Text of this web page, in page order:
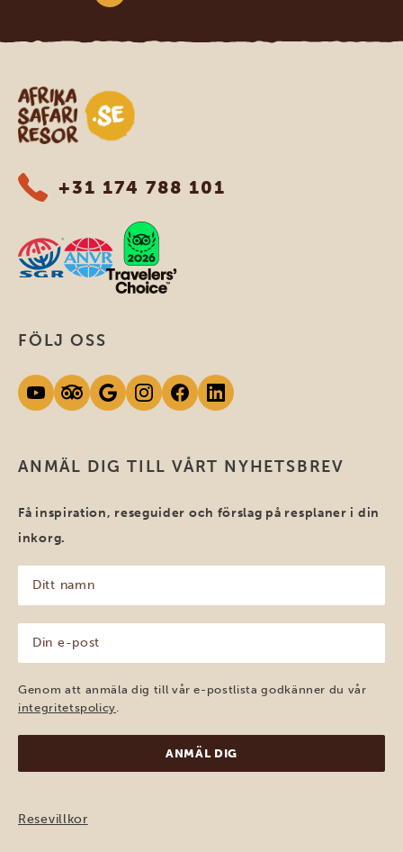
Safari-resor i Afrika
+31 174 788 101
ANMÄL DIG TILL VÅRT NYHETSBREV
Få inspiration, reseguider och förslag på resplaner i din
inkorg.
namn
(Obligatoriskt)
post
(Obligatoriskt)
Genom att anmäla dig till vår e-postlista godkänner du vår
integritetspolicy
FÖLJ OSS
Resevillkor